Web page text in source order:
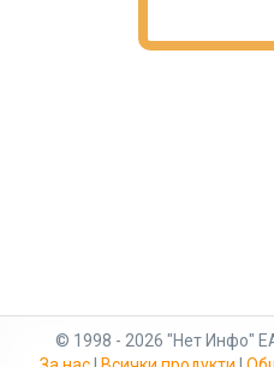
© 1998 - 2026 "Нет Инфо"